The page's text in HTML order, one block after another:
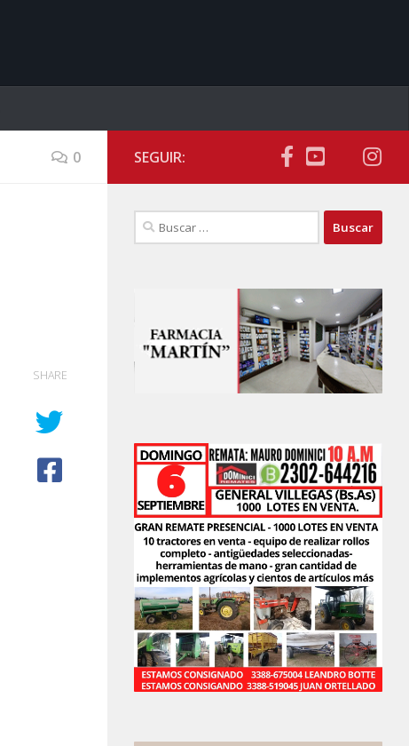
0
SHARE
SEGUIR:
Buscar: